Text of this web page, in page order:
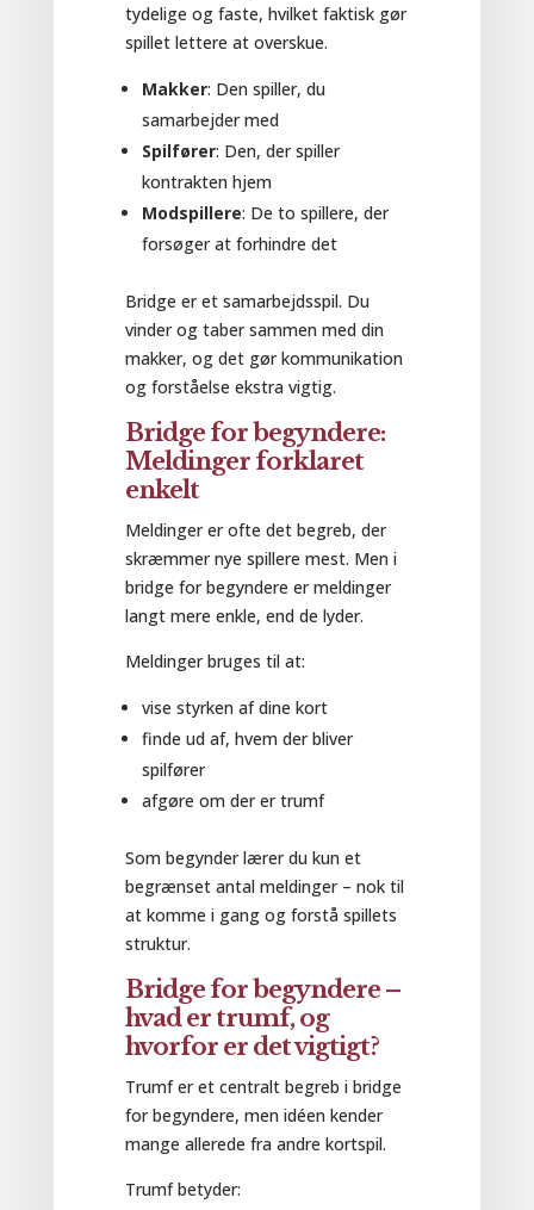
tydelige og faste, hvilket faktisk gør
spillet lettere at overskue.
Makker: Den spiller, du
samarbejder med
Spilfører: Den, der spiller
kontrakten hjem
Modspillere: De to spillere, der
forsøger at forhindre det
Bridge er et samarbejdsspil. Du
vinder og taber sammen med din
makker, og det gør kommunikation
og forståelse ekstra vigtig.
Bridge for begyndere:
Meldinger forklaret
enkelt
Meldinger er ofte det begreb, der
skræmmer nye spillere mest. Men i
bridge for begyndere er meldinger
langt mere enkle, end de lyder.
Meldinger bruges til at:
vise styrken af dine kort
finde ud af, hvem der bliver
spilfører
afgøre om der er trumf
Som begynder lærer du kun et
begrænset antal meldinger – nok til
at komme i gang og forstå spillets
struktur.
Bridge for begyndere –
hvad er trumf, og
hvorfor er det vigtigt?
Trumf er et centralt begreb i bridge
for begyndere, men idéen kender
mange allerede fra andre kortspil.
Trumf betyder: